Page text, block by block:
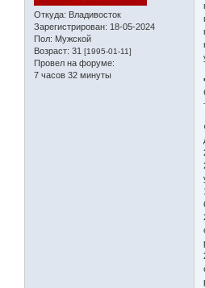
Откуда: Владивосток
Зарегистрирован: 18-05-2024
Пол: Мужской
Возраст: 31 [1995-01-11]
Провел на форуме:
7 часов 32 минуты